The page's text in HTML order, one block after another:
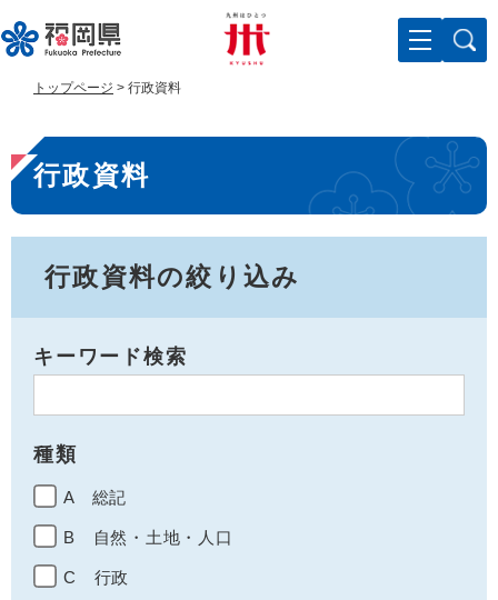
ー
ジ
で
す
ニ
ュ
ば
し
トップページ > 行政資料
本
文
行政資料
行政資料の絞り込み
キーワード検索
種類
A 総記
B 自然・土地・人口
C 行政